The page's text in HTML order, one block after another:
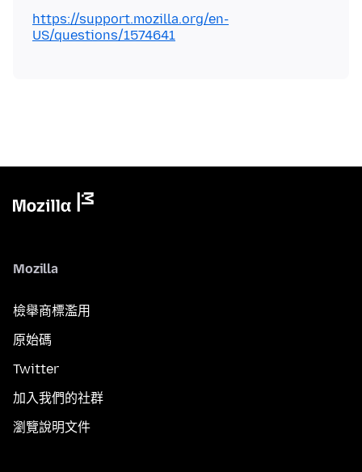
https://support.mozilla.org/en-
US/questions/1574641
Mozilla
檢舉商標濫用
原始碼
Twitter
加入我們的社群
瀏覽說明文件